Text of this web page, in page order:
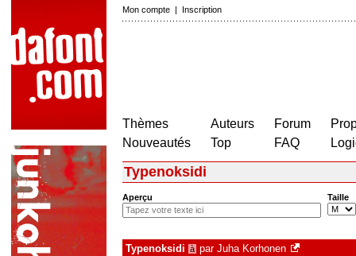
Mon compte | Inscription
Thèmes
Nouveautés
Auteurs
Top
Forum
FAQ
Typenoksidi
Aperçu Taille
Typenoksidi à par Juha Korhonen